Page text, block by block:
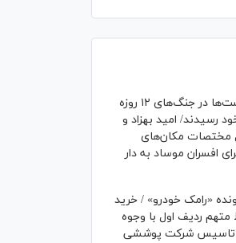
۲ عامل مهم صهیونیست‌ها در جنگ‌های ۱۲ روزه
خود رسیدند/ امید بهزاد و
مختصات مکان‌های
افسران موساد به دار
«رامک خودرو» / خرید
ردیف اول با وجوه
تاسیس شرکت پوششی